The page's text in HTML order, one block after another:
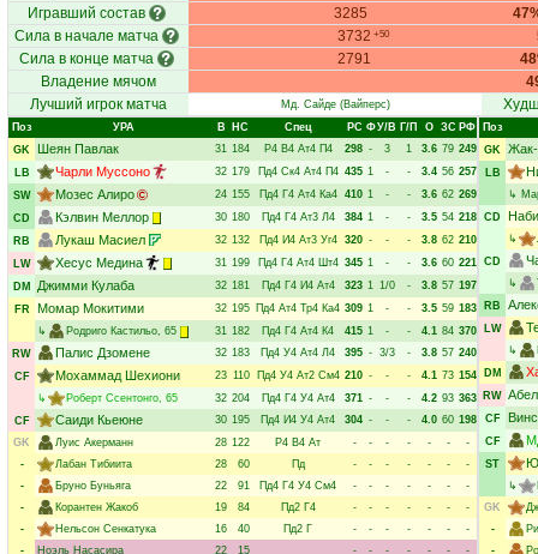
Игравший состав
3285
Сила в начале матча
3732 +50
Сила в конце матча
2791
Владение мячом
Лучший игрок матча
Мд. Сайде(Вайперс)
Поз УРА В НC Спец РC ФУ/В Г/П О ЗС РФ
GK
Шеян Павлак 31 184 Р4 В4 Ат4 П4 298 - 3 1 3.6 79 249
LB
Чарли Муссоно 32 179 Пд4 Ск4 Ат4 П4 435 1 - - 3.4 56 257
SW
Мозес Алиро 24 155 Пд4 Г4 Ат4 Ка4 410 1 - - 3.6 62 269
CD
Кэлвин Меллор 30 180 Пд4 Г4 Ат3 Л4 384 1 - - 3.5 54 218
RB
Лукаш Масиел 32 132 Пд4 И4 Ат3 Уг4 320 - - - 3.8 62 210
LW
Хесус Медина 31 199 Пд4 Г4 Ат4 Шт4 345 1 - - 3.6 60 221
DM
Джимми Кулаба 32 181 Пд4 Г4 И4 Ат4 323 1 1/0 - 3.8 57 197
FR
Момар Мокитими 32 195 Пд4 Ат4 Тр4 Ка4 309 1 - - 3.5 59 183
↳
Родриго Кастильо, 65 31 182 Пд4 Г4 Ат4 К4 415 1 - - 4.1 84 370
RW
Палис Дзомене 32 183 Пд4 У4 Ат4 Л4 395 - 3/3 - 3.8 57 240
CF
Мохаммад Шехиони 23 110 Пд4 У4 Ат2 См4 210 - - - 4.1 73 154
↳
Роберт Ссентонго, 65 32 204 Пд4 Г4 У4 Ат4 371 - - - 4.2 93 363
CF
Саиди Кьеюне 30 195 Пд4 И4 У4 Ат4 304 - - - 4.0 60 198
GK
Луис Акерманн 28 122 Р4 В4 Ат - - - - - -
-
-
Лабан Тибиита 28 60 Пд - - - - - -
-
-
Бруно Буньяга 22 91 Пд4 Г4 У4 См4 - - - - - -
-
-
Корантен Жакоб 19 84 Пд2 Г4 - - - - - -
-
-
Нельсон Сенкатука 16 40 Пд2 Г - - - - - -
-
-
Ноэль Насасира 22 15 - - - - - -
-
Поз
GK
LB
↳
CD
↳
CD
↳
RB
LW
↳
DM
RW
CF
CF
ST
↳
GK
-
-